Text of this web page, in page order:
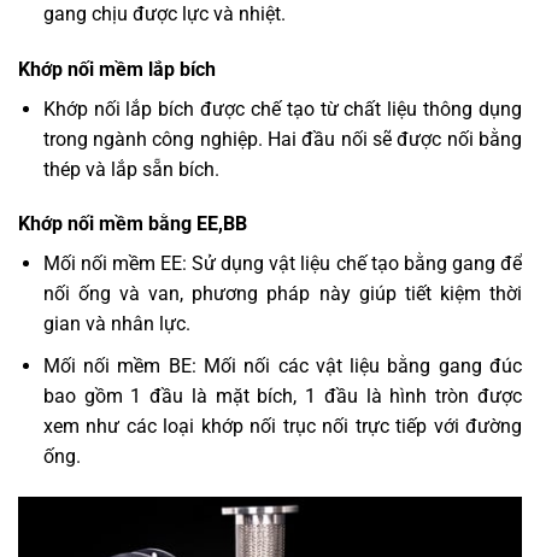
gang chịu được lực và nhiệt.
Khớp nối mềm lắp bích
Khớp nối lắp bích được chế tạo từ chất liệu thông dụng
trong ngành công nghiệp. Hai đầu nối sẽ được nối bằng
thép và lắp sẵn bích.
Khớp nối mềm bằng EE,BB
Mối nối mềm EE: Sử dụng vật liệu chế tạo bằng gang để
nối ống và van, phương pháp này giúp tiết kiệm thời
gian và nhân lực.
Mối nối mềm BE: Mối nối các vật liệu bằng gang đúc
bao gồm 1 đầu là mặt bích, 1 đầu là hình tròn được
xem như các loại khớp nối trục nối trực tiếp với đường
ống.